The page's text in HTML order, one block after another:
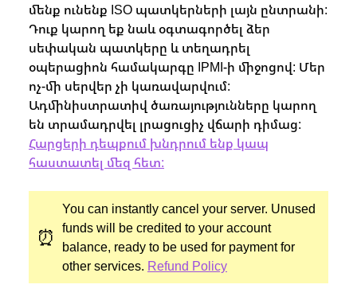
մենք ունենք ISO պատկերների լայն ընտրանի:
Դուք կարող եք նաև օգտագործել ձեր
սեփական պատկերը և տեղադրել
օպերացիոն համակարգը IPMI-ի միջոցով: Մեր
ոչ-մի սերվեր չի կառավարվում:
Ադմինիստրատիվ ծառայությունները կարող
են տրամադրվել լրացուցիչ վճարի դիմաց:
Հարցերի դեպքում խնդրում ենք կապ
հաստատել մեզ հետ:
⏰
You can instantly cancel your server. Unused
funds will be credited to your account
balance, ready to be used for payment for
other services. Refund Policy